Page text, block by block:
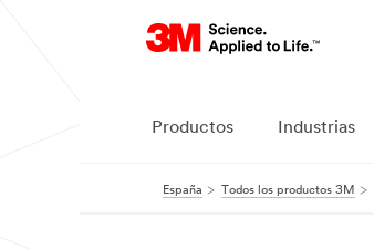
Productos Industrias
España Todos los productos 3M